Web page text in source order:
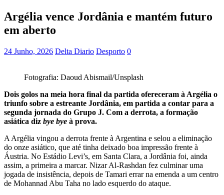
Argélia vence Jordânia e mantém futuro
em aberto
24 Junho, 2026 Delta Diario Desporto 0
Fotografia: Daoud Abismail/Unsplash
Dois golos na meia hora final da partida ofereceram à Argélia o
triunfo sobre a estreante Jordânia, em partida a contar para a
segunda jornada do Grupo J. Com a derrota, a formação
asiática diz bye bye à prova.
A Argélia vingou a derrota frente à Argentina e selou a eliminação
do onze asiático, que até tinha deixado boa impressão frente à
Áustria. No Estádio Levi’s, em Santa Clara, a Jordânia foi, ainda
assim, a primeira a marcar. Nizar Al-Rashdan fez culminar uma
jogada de insistência, depois de Tamari errar na emenda a um centro
de Mohannad Abu Taha no lado esquerdo do ataque.